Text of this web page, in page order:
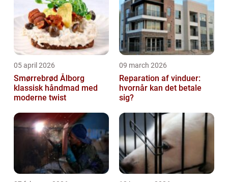
05 april 2026
Smørrebrød Ålborg
klassisk håndmad med
moderne twist
09 march 2026
Reparation af vinduer:
hvornår kan det betale
sig?